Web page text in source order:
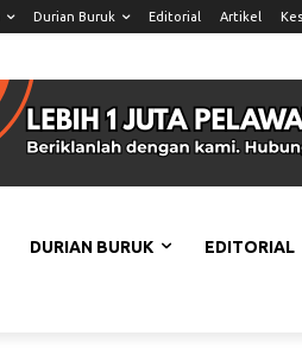
Durian Buruk Editorial Artikel
DURIAN BURUK EDITORIAL